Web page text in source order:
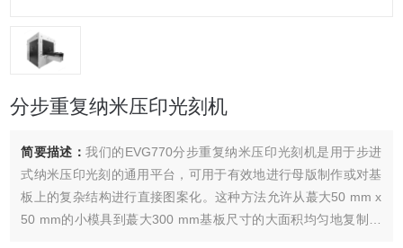
分步重复纳米压印光刻机
简要描述：我们的EVG770分步重复纳米压印光刻机是用于步进
式纳米压印光刻的通用平台，可用于有效地进行母版制作或对基
板上的复杂结构进行直接图案化。这种方法允许从蕞大50 mm x
50 mm的小模具到蕞大300 mm基板尺寸的大面积均匀地复制模